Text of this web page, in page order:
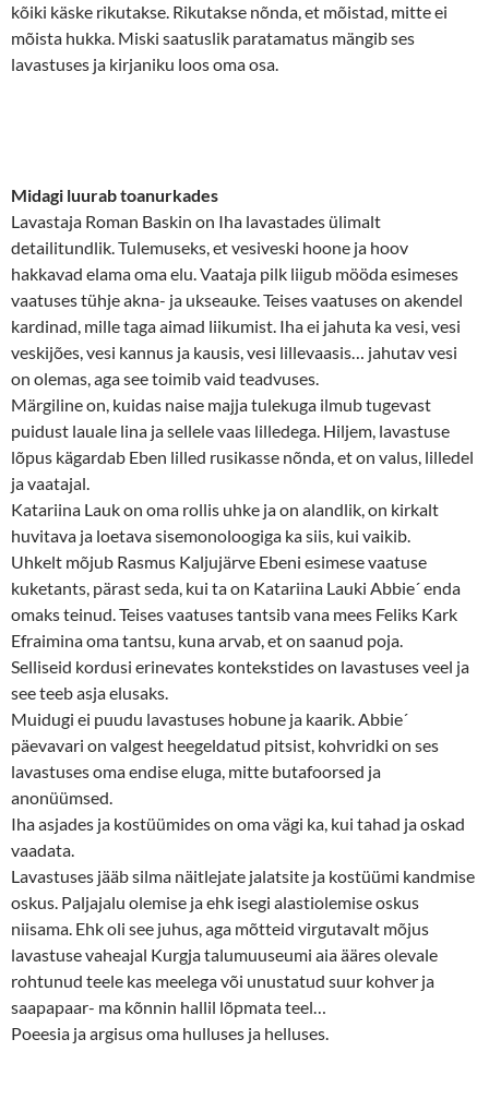
kõiki käske rikutakse. Rikutakse nõnda, et mõistad, mitte ei
mõista hukka. Miski saatuslik paratamatus mängib ses
lavastuses ja kirjaniku loos oma osa.
Midagi luurab toanurkades
Lavastaja Roman Baskin on Iha lavastades ülimalt
detailitundlik. Tulemuseks, et vesiveski hoone ja hoov
hakkavad elama oma elu. Vaataja pilk liigub mööda esimeses
vaatuses tühje akna- ja ukseauke. Teises vaatuses on akendel
kardinad, mille taga aimad liikumist. Iha ei jahuta ka vesi, vesi
veskijões, vesi kannus ja kausis, vesi lillevaasis… jahutav vesi
on olemas, aga see toimib vaid teadvuses.
Märgiline on, kuidas naise majja tulekuga ilmub tugevast
puidust lauale lina ja sellele vaas lilledega. Hiljem, lavastuse
lõpus kägardab Eben lilled rusikasse nõnda, et on valus, lilledel
ja vaatajal.
Katariina Lauk on oma rollis uhke ja on alandlik, on kirkalt
huvitava ja loetava sisemonoloogiga ka siis, kui vaikib.
Uhkelt mõjub Rasmus Kaljujärve Ebeni esimese vaatuse
kuketants, pärast seda, kui ta on Katariina Lauki Abbie´ enda
omaks teinud. Teises vaatuses tantsib vana mees Feliks Kark
Efraimina oma tantsu, kuna arvab, et on saanud poja.
Selliseid kordusi erinevates kontekstides on lavastuses veel ja
see teeb asja elusaks.
Muidugi ei puudu lavastuses hobune ja kaarik. Abbie´
päevavari on valgest heegeldatud pitsist, kohvridki on ses
lavastuses oma endise eluga, mitte butafoorsed ja
anonüümsed.
Iha asjades ja kostüümides on oma vägi ka, kui tahad ja oskad
vaadata.
Lavastuses jääb silma näitlejate jalatsite ja kostüümi kandmise
oskus. Paljajalu olemise ja ehk isegi alastiolemise oskus
niisama. Ehk oli see juhus, aga mõtteid virgutavalt mõjus
lavastuse vaheajal Kurgja talumuuseumi aia ääres olevale
rohtunud teele kas meelega või unustatud suur kohver ja
saapapaar- ma kõnnin hallil lõpmata teel…
Poeesia ja argisus oma hulluses ja helluses.